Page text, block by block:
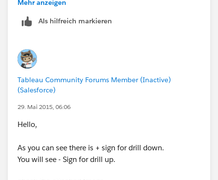
Mehr anzeigen
Als hilfreich markieren
Tableau Community Forums Member (Inactive)
(Salesforce)
29. Mai 2015, 06:06
Hello,
As you can see there is + sign for drill down.
You will see - Sign for drill up.